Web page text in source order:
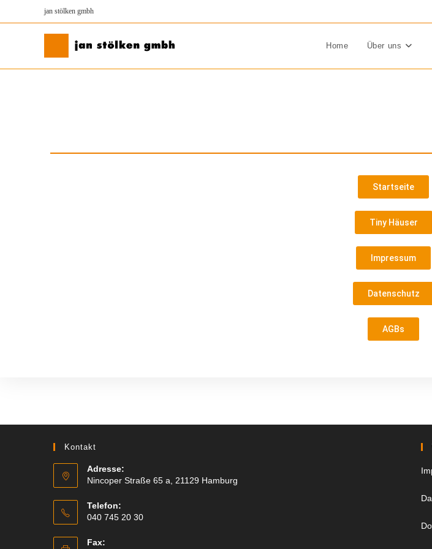
jan stölken gmbh
Home Über uns
Startseite
Tiny Häuser
Impressum
Datenschutz
AGBs
Kontakt
Adresse:
Nincoper Straße 65 a, 21129 Hamburg
Telefon:
040 745 20 30
Fax: